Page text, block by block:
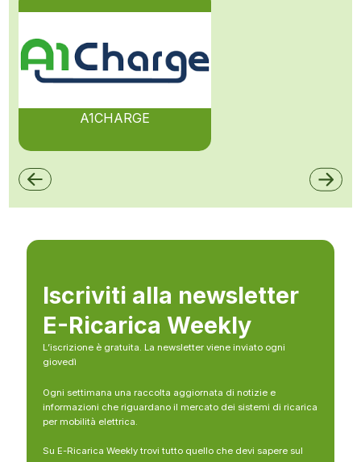
A1CHARGE
Iscriviti alla newsletter
E-Ricarica Weekly
L’iscrizione è gratuita. La newsletter viene inviato ogni
giovedì
Ogni settimana una raccolta aggiornata di notizie e
informazioni che riguardano il mercato dei sistemi di ricarica
per mobilità elettrica.
Su E-Ricarica Weekly trovi tutto quello che devi sapere sul